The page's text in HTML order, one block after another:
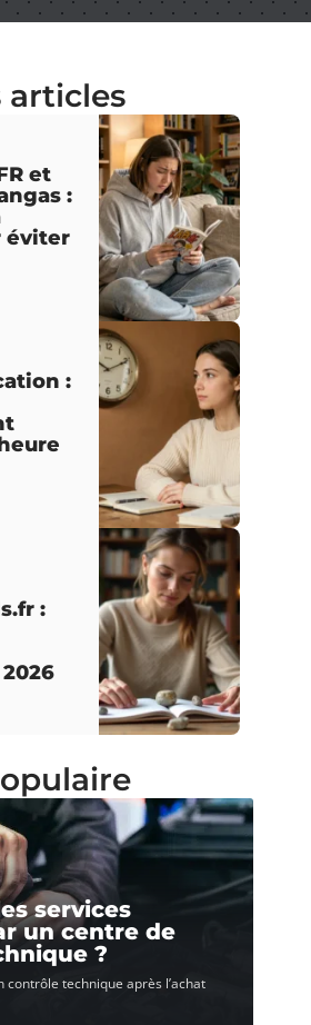
articles
et
:
éviter
:
:
services
un centre de
?
contrôle technique après l’achat